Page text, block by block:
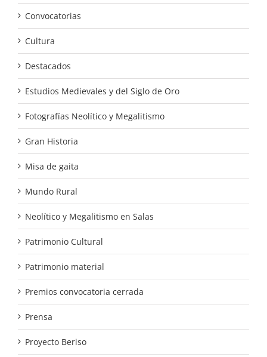
Convocatorias
Cultura
Destacados
Estudios Medievales y del Siglo de Oro
Fotografías Neolítico y Megalitismo
Gran Historia
Misa de gaita
Mundo Rural
Neolítico y Megalitismo en Salas
Patrimonio Cultural
Patrimonio material
Premios convocatoria cerrada
Prensa
Proyecto Beriso